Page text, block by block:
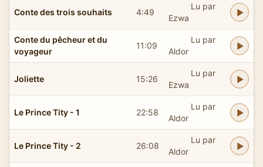
Conte des trois souhaits 4:49
Lu par
Ezwa
Conte du pêcheur et du
voyageur
11:09
Lu par
Aldor
Joliette 15:26
Lu par
Ezwa
Le Prince Tity - 1 22:58
Lu par
Aldor
Le Prince Tity - 2 26:08
Lu par
Aldor